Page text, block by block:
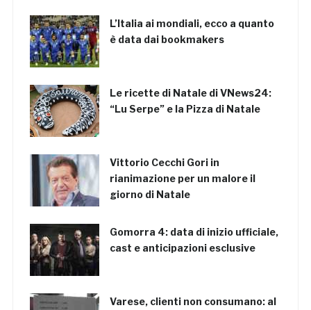
L’Italia ai mondiali, ecco a quanto
è data dai bookmakers
Le ricette di Natale di VNews24:
“Lu Serpe” e la Pizza di Natale
Vittorio Cecchi Gori in
rianimazione per un malore il
giorno di Natale
Gomorra 4: data di inizio ufficiale,
cast e anticipazioni esclusive
Varese, clienti non consumano: al